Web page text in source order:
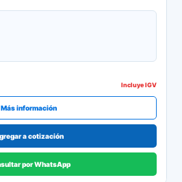
Incluye IGV
Más información
a cotización
por WhatsApp